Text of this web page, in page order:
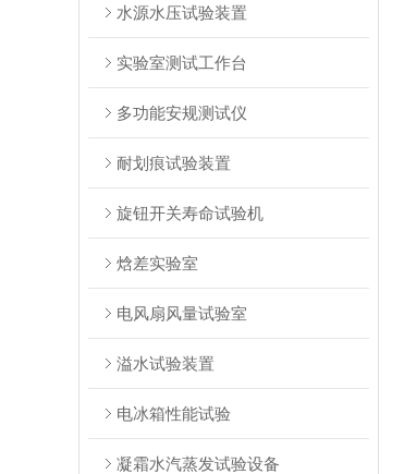
水源水压试验装置
实验室测试工作台
多功能安规测试仪
耐划痕试验装置
旋钮开关寿命试验机
焓差实验室
电风扇风量试验室
溢水试验装置
电冰箱性能试验
凝霜水汽蒸发试验设备